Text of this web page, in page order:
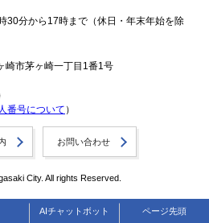
AIチャットボット ページ先頭
分から17時まで（休日・年末年始を除
市茅ヶ崎一丁目1番1号
番号について ）
お問い合わせ
City. All rights Reserved.